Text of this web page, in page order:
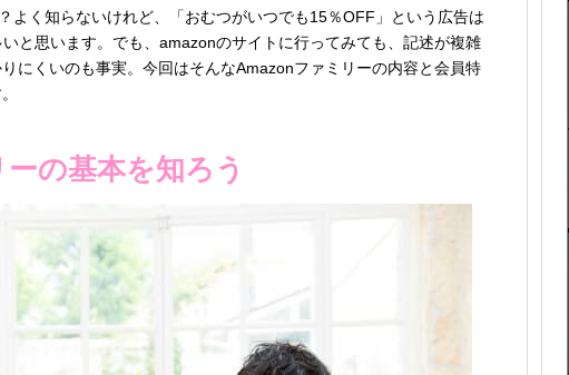
よく知らないけれど、「おむつがいつでも15％OFF」という広告は
と思います。でも、amazonのサイトに行ってみても、記述が複雑
にくいのも事実。今回はそんなAmazonファミリーの内容と会員特
の基本を知ろう